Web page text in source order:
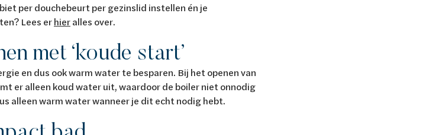
per douchebeurt per gezinslid instellen én je
Lees erhieralles over.
met ‘koude start’
en dus ook warm water te besparen. Bij het openen van
er alleen koud water uit, waardoor de boiler niet onnodig
alleen warm water wanneer je dit echt nodig hebt.